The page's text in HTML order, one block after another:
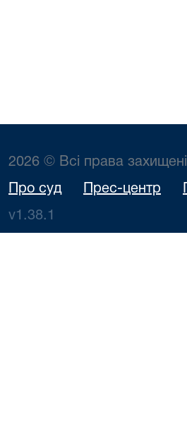
2026 © Всі права захищені
Про суд Прес-центр
v1.38.1